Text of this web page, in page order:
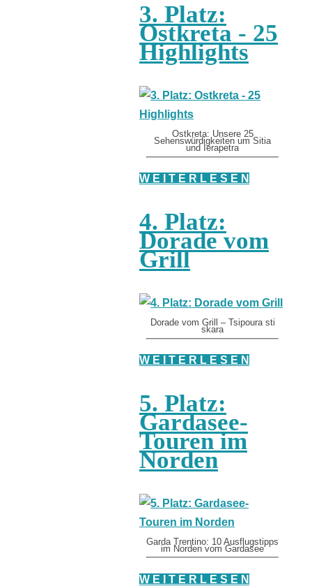
3. Platz:
Ostkreta - 25
Highlights
Ostkreta: Unsere 25
Sehenswürdigkeiten um Sitia
und Ierapetra
W E I T E R L E S E N
4. Platz:
Dorade vom
Grill
Dorade vom Grill – Tsipoura sti
skara
W E I T E R L E S E N
5. Platz:
Gardasee-
Touren im
Norden
Garda Trentino: 10 Ausflugstipps
im Norden vom Gardasee
W E I T E R L E S E N